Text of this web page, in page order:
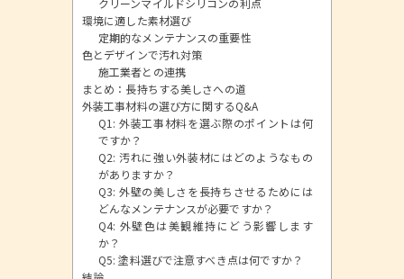
クリーンマイルドシリコンの利点
環境に適した素材選び
定期的なメンテナンスの重要性
色とデザインで汚れ対策
施工業者との連携
まとめ：長持ちする美しさへの道
外装工事材料の選び方に関するQ&A
Q1: 外装工事材料を選ぶ際のポイントは何
ですか？
Q2: 汚れに強い外装材にはどのようなもの
がありますか？
Q3: 外壁の美しさを長持ちさせるためには
どんなメンテナンスが必要ですか？
Q4: 外壁色は美観維持にどう影響します
か？
Q5: 塗料選びで注意すべき点は何ですか？